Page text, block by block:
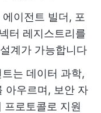
이전트 빌더, 포
터 레지스트리를
계가 가능합니다
는 데이터 과학,
아우르며, 보안 자
로토콜로 지원